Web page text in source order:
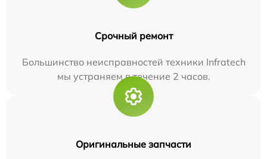
Срочный ремонт
Большинство неисправностей техники Infratech
мы устраняем в течение 2 часов.
Оригинальные запчасти